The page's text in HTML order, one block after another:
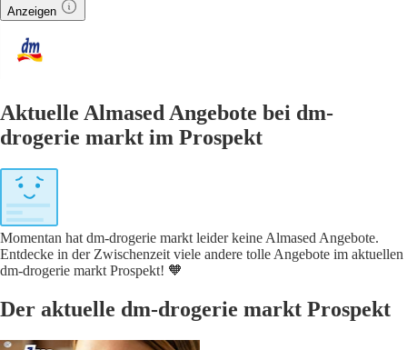
Anzeigen
Aktuelle Almased Angebote bei dm-
drogerie markt im Prospekt
Momentan hat dm-drogerie markt leider keine Almased Angebote.
Entdecke in der Zwischenzeit viele andere tolle Angebote im aktuellen
dm-drogerie markt Prospekt! 🧡
Der aktuelle dm-drogerie markt Prospekt